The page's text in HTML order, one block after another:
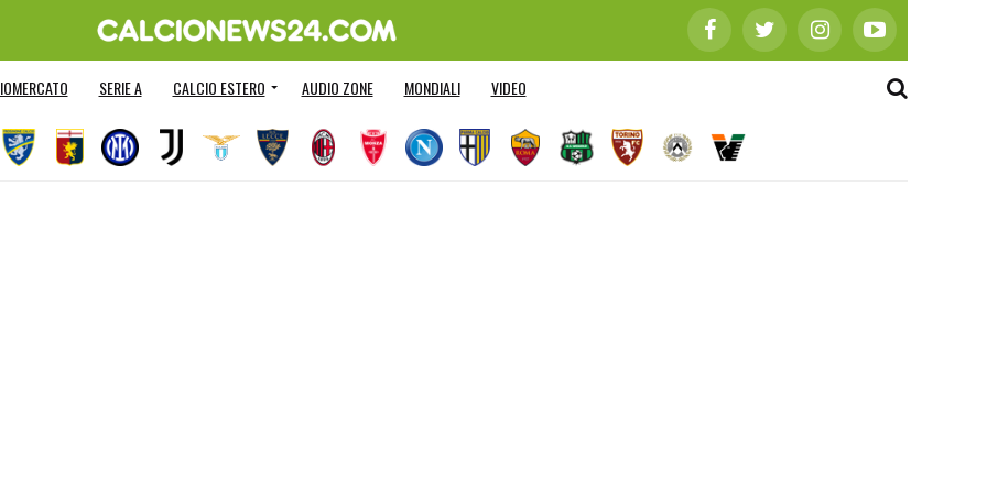
SERIE A CALCIO ESTERO AUDIO ZONE MONDIALI VIDEO